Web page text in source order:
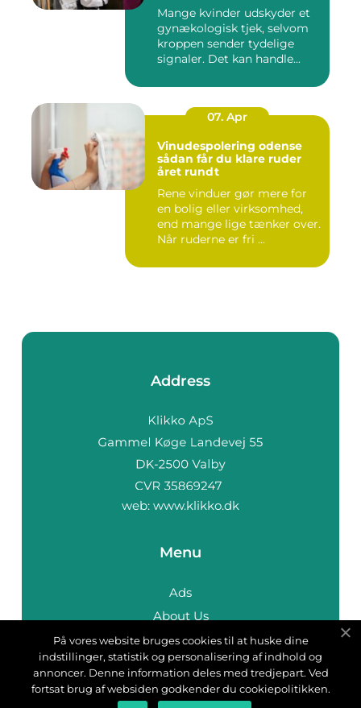
Mange kvinder udskyder et
gynækologisk tjek, selvom
kroppen sender tydelige
signaler. Det kan handle...
07. Apr
Vinudespolering odense
sådan får du klare ruder
året rundt
Rene vinduer gør mere for
en bolig eller virksomhed,
end mange lige tænker over.
Når ruderne er fri ...
Address
web: www.klikko.dk
Menu
Ads
About Us
Cookies
Contact
Sitemap
På vores website bruges cookies til at huske dine
indstillinger, statistik og personalisering af indhold og
annoncer. Denne information deles med tredjepart. Ved
fortsat brug af websiden godkender du cookiepolitikken.